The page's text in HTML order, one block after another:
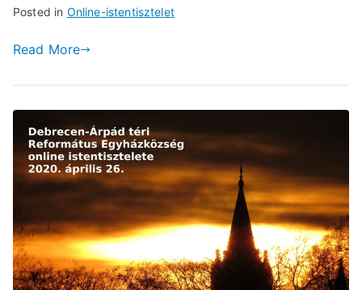
Posted in Online-istentisztelet
Read More